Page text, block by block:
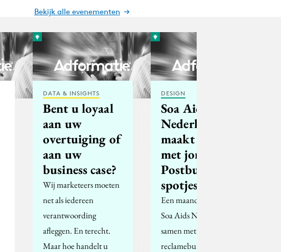
Bekijk alle evenementen
DATA & INSIGHTS
Bent u loyaal
aan uw
overtuiging of
aan uw
business case?
Wij marketeers moeten
net als iedereen
verantwoording
afleggen. En terecht.
Maar hoe handelt u
DESIGN
Soa Aids
Nederland
maakt samen
met jongeren
Postbus 51-
spotjes
Een maand lang heeft
Soa Aids Nederland
samen met
reclamebureau